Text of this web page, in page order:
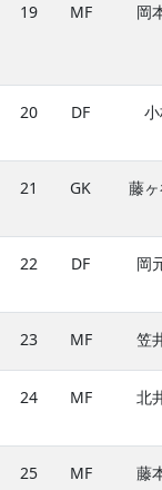
19 MF 岡
20 DF
21 GK 藤
22 DF 岡
23 MF 笠
24 MF 北
25 MF 藤